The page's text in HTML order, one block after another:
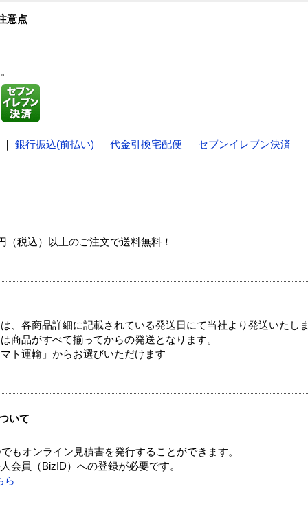
意点
銀行振込(前払い) 代金引換宅配便 セブンイレブン決済
税込）以上のご注文で送料無料！
、各商品詳細に記載されている発送日にて当社より発送いたし
商品がすべて揃ってからの発送となります。
ト運輸」からお選びいただけます
いて
もオンライン見積書を発行することができます。
会員（BizID）への登録が必要です。
ら